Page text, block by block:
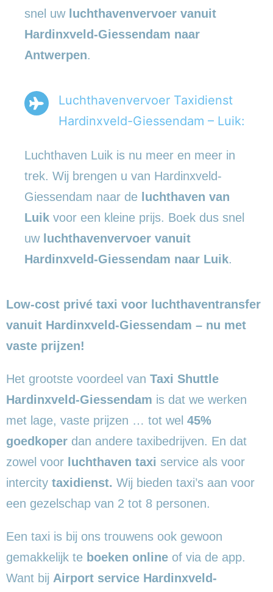
snel uw luchthavenvervoer vanuit
Hardinxveld-Giessendam naar
Antwerpen.
Luchthavenvervoer Taxidienst
Hardinxveld-Giessendam – Luik:
Luchthaven Luik is nu meer en meer in
trek. Wij brengen u van Hardinxveld-
Giessendam naar de luchthaven van
Luik voor een kleine prijs. Boek dus snel
uw luchthavenvervoer vanuit
Hardinxveld-Giessendam naar Luik.
Low-cost privé taxi voor luchthaventransfer
vanuit Hardinxveld-Giessendam – nu met
vaste prijzen!
Het grootste voordeel van Taxi Shuttle
Hardinxveld-Giessendam is dat we werken
met lage, vaste prijzen … tot wel 45%
goedkoper dan andere taxibedrijven. En dat
zowel voor luchthaven taxi service als voor
intercity taxidienst. Wij bieden taxi’s aan voor
een gezelschap van 2 tot 8 personen.
Een taxi is bij ons trouwens ook gewoon
gemakkelijk te boeken online of via de app.
Want bij Airport service Hardinxveld-